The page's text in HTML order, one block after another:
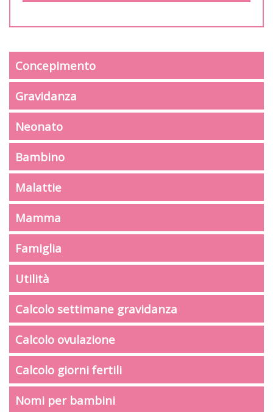
Concepimento
Gravidanza
Neonato
Bambino
Malattie
Mamma
Famiglia
Utilità
Calcolo settimane gravidanza
Calcolo ovulazione
Calcolo giorni fertili
Nomi per bambini